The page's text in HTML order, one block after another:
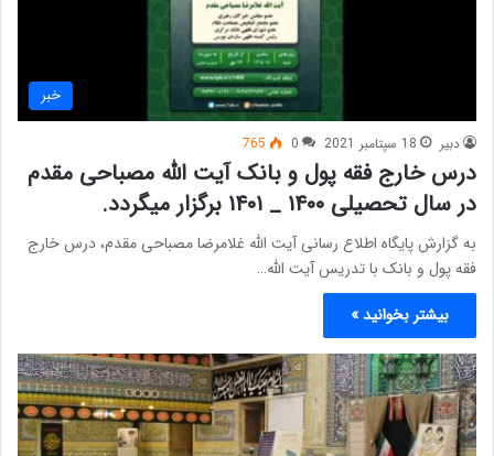
خبر
دبیر 18 سپتامبر 2021 0
765
درس خارج فقه پول و بانک آیت الله مصباحی مقدم
در سال تحصیلی ۱۴۰۰ _ ۱۴۰۱ برگزار میگردد.
به گزارش پایگاه اطلاع رسانی آیت الله غلامرضا مصباحی مقدم، درس خارج
فقه پول و بانک با تدریس آیت الله…
بیشتر بخوانید »